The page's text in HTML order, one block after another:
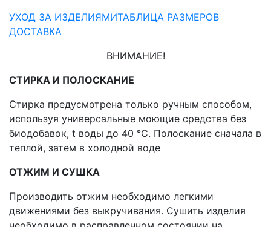
УХОД ЗА ИЗДЕЛИЯМИТАБЛИЦА РАЗМЕРОВ
ДОСТАВКА
ВНИМАНИЕ!
СТИРКА И ПОЛОСКАНИЕ
Стирка предусмотрена только ручным способом,
используя универсальные моющие средства без
биодобавок, t воды до 40 °С. Полоскание сначала в
теплой, затем в холодной воде
ОТЖИМ И СУШКА
Производить отжим необходимо легкими
движениями без выкручивания. Сушить изделия